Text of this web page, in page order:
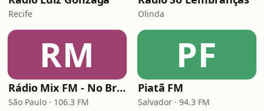
Recife Olinda
RM
Rádio Mix FM - No Break
São Paulo · 106.3 FM
PF
Piatã FM
Salvador · 94.3 FM